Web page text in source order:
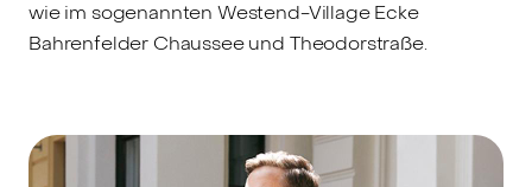
wie im sogenannten Westend-Village Ecke
Bahrenfelder Chaussee und Theodorstraße.